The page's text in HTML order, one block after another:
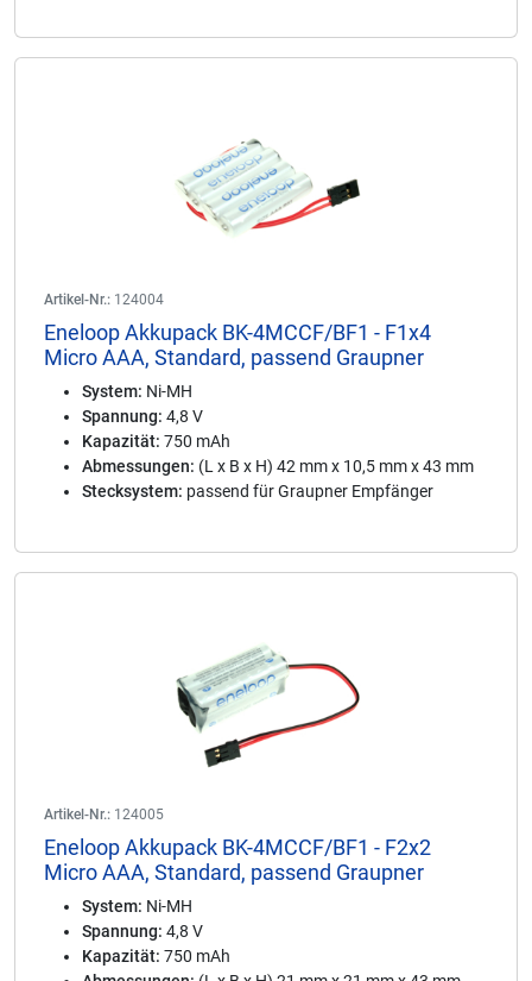
Artikel-Nr.: 124004
Eneloop Akkupack BK-4MCCF/BF1 - F1x4
Micro AAA, Standard, passend Graupner
System: Ni-MH
Spannung: 4,8 V
Kapazität: 750 mAh
Abmessungen: (L x B x H) 42 mm x 10,5 mm x 43 mm
Stecksystem: passend für Graupner Empfänger
Artikel-Nr.: 124005
Eneloop Akkupack BK-4MCCF/BF1 - F2x2
Micro AAA, Standard, passend Graupner
System: Ni-MH
Spannung: 4,8 V
Kapazität: 750 mAh